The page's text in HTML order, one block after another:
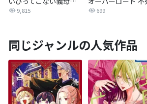
9,815 699
同じジャンルの人気作品